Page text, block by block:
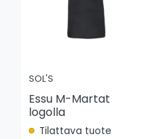
SOL'S
Essu M-Martat
logolla
Tilattava tuote